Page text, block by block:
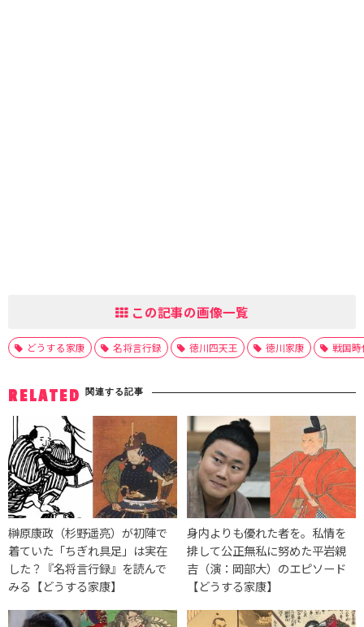
この記事の画像一覧
どうする家康 名将言行録 徳川四天王 徳川家康 戦国時
RELATED 関連する記事
榊原康政（杉野遥亮）が初陣で
着ていた「ちぎれ具足」は実在
した？『名将言行録』を読んで
みる【どうする家康】
身内よりも優れた者を。私情を
排して公正無私に努めた平岩親
吉（演：岡部大）のエピソード
【どうする家康】